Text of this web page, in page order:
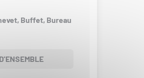
Buffet, Bureau